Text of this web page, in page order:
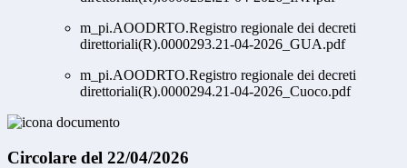
m_pi.AOODRTO.Registro regionale dei decreti
direttoriali(R).0000293.21-04-2026_GUA.pdf
m_pi.AOODRTO.Registro regionale dei decreti
direttoriali(R).0000294.21-04-2026_Cuoco.pdf
Circolare del 22/04/2026